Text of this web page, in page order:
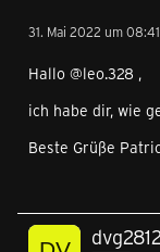
31. Mai 2022 um 08:41
Hallo @leo.328 ,
ich habe dir, wie
Beste Grüße
dvg2812